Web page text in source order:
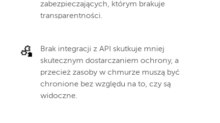
zabezpieczających, którym brakuje
transparentności.
Brak integracji z API skutkuje mniej
skutecznym dostarczaniem ochrony, a
przecież zasoby w chmurze muszą być
chronione bez względu na to, czy są
widoczne.